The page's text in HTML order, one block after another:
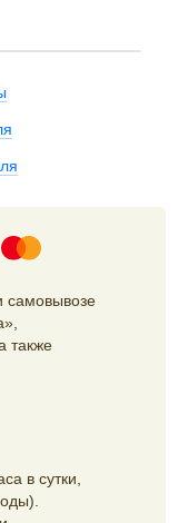
самовывозе
также
в сутки,